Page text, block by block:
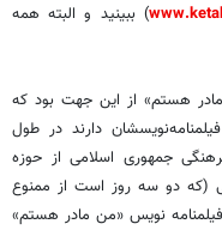
) ببینید و البته همه
هستم» از این جهت بود که
دارند در طول
جمهوری اسلامی از حوزه
(که دو سه روز است از ممنوع
نویس «من مادر هستم»